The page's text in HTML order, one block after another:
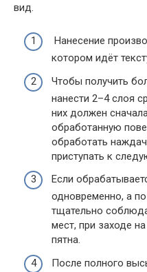
вид.
Нанесение
котором идёт
Чтобы получить
нанести 2–4 слоя
них должен
обработанную
обработать
приступать к
Если
одновременно, а
тщательно
мест, при заходе
пятна.
После полного